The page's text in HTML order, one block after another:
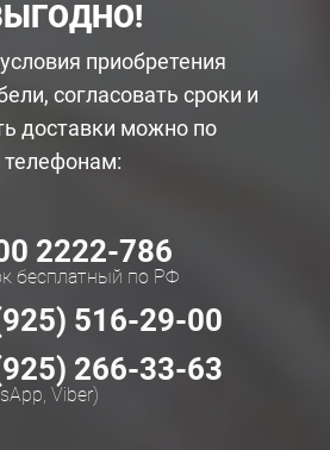
приобретения
согласовать сроки и
доставки можно по
телефонам:
2222-786
бесплатный по РФ
516-29-00
266-33-63
Viber)